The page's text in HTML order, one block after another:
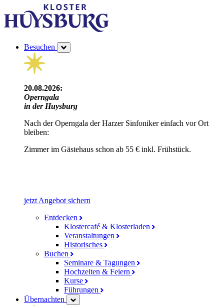
Besuchen
20.08.2026:
Operngala
in der Huysburg
Nach der Operngala der Harzer Sinfoniker einfach vor Ort
bleiben:
Zimmer im Gästehaus schon ab 55 € inkl. Frühstück.
jetzt Angebot sichern
Entdecken
Klostercafé & Klosterladen
Veranstaltungen
Historisches
Buchen
Seminare & Tagungen
Hochzeiten & Feiern
Kurse
Führungen
Übernachten